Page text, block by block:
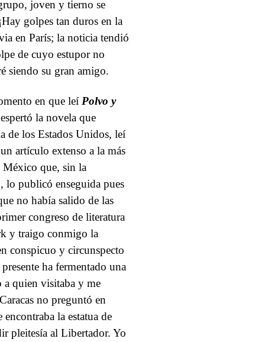
joven y tierno se
golpes tan duros en la
en París; la noticia tendió
de cuyo estupor no
siendo su gran amigo.
en que leí Polvo y
la novela que
de los Estados Unidos, leí
artículo extenso a la más
México que, sin la
lo publicó enseguida pues
no había salido de las
congreso de literatura
y traigo conmigo la
conspicuo y circunspecto
ha fermentado una
a quien visitaba y me
no preguntó en
la estatua de
pleitesía al Libertador. Yo